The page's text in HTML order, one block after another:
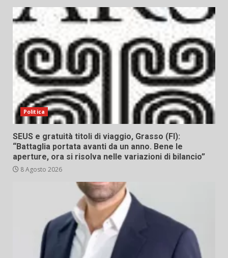
Politica
SEUS e gratuità titoli di viaggio, Grasso (FI):
“Battaglia portata avanti da un anno. Bene le
aperture, ora si risolva nelle variazioni di bilancio”
8 Agosto 2026